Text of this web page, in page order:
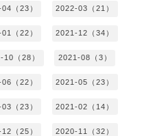
（23） 2022-03（21）
（22） 2021-12（34）
10（28） 2021-08（3）
（22） 2021-05（23）
（23） 2021-02（14）
（25） 2020-11（32）